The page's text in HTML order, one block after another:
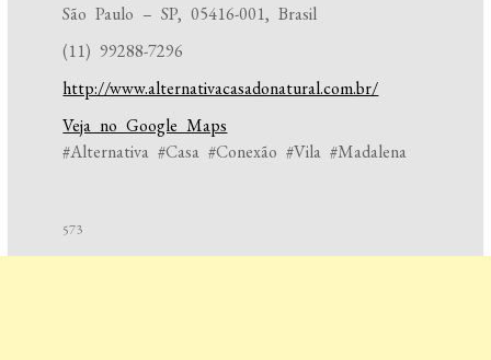
São Paulo – SP, 05416-001, Brasil
(11) 99288-7296
http://www.alternativacasadonatural.com.br/
Veja no Google Maps
#Alternativa #Casa #Conexão #Vila #Madalena
573